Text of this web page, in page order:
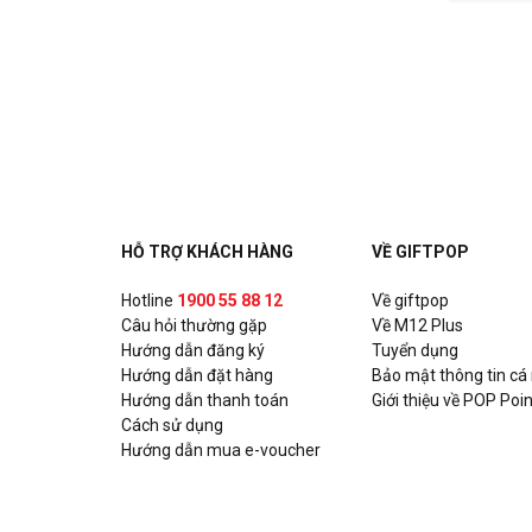
HỖ TRỢ KHÁCH HÀNG
Hotline 1900 55 88 12
Câu hỏi thường gặp
Hướng dẫn đăng ký
Hướng dẫn đặt hàng
Hướng dẫn thanh toán
Cách sử dụng
Hướng dẫn mua e-voucher
VỀ GIFTPOP
Về giftpop
Về M12 Plus
Tuyển dụng
Bảo mật thông tin cá
Giới thiệu về POP